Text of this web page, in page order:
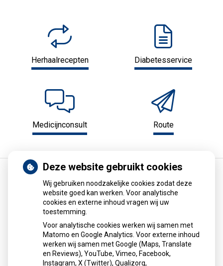
Herhaalrecepten Diabetesservice
Medicijnconsult Route
Kosteloze abortuszorg voor
ongedocumenteerde zwangeren in
Amsterdam
In Amsterdam kunnen ongedocumenteerde vrouwen
binnenkort kosteloos abortuszorg krijgen via ruim twintig
huisartsen. Zij sluiten aan bij het netwerk van
abortusklinieken. De zorg wordt betaald uit een
Deze website gebruikt cookies
Wij gebruiken noodzakelijke cookies zodat deze
website goed kan werken. Voor analytische
cookies en externe inhoud vragen wij uw
toestemming.
Voor analytische cookies werken wij samen met
Matomo en Google Analytics. Voor externe inhoud
werken wij samen met Google (Maps, Translate
en Reviews), YouTube, Vimeo, Facebook,
Instagram, X (Twitter), Qualizorg,